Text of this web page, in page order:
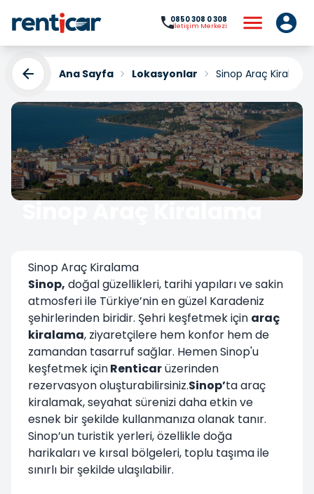
0850 308 0 308
İletişim Merkezi
Ana Sayfa Lokasyonlar Sinop Araç Kiralama
Sinop Araç Kiralama
Sinop Araç Kiralama
Sinop, doğal güzellikleri, tarihi yapıları ve sakin
atmosferi ile Türkiye’nin en güzel Karadeniz
şehirlerinden biridir. Şehri keşfetmek için araç
kiralama, ziyaretçilere hem konfor hem de
zamandan tasarruf sağlar. Hemen Sinop'u
keşfetmek içinRenticarüzerinden
rezervasyon oluşturabilirsiniz.Sinop’ta araç
kiralamak, seyahat sürenizi daha etkin ve
esnek bir şekilde kullanmanıza olanak tanır.
Sinop’un turistik yerleri, özellikle doğa
harikaları ve kırsal bölgeleri, toplu taşıma ile
sınırlı bir şekilde ulaşılabilir.